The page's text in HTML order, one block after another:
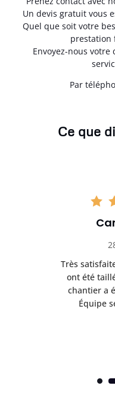
Un devis gratuit vous
Quel que soit votre
prestation
Envoyez-nous
Par
Ce que
Très
ont été
chantier a
Équipe